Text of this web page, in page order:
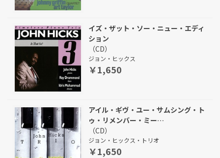
イズ・ザット・ソー・ニュー・エディ
ション
（CD）
ジョン・ヒックス
￥1,650
アイル・ギヴ・ユー・サムシング・ト
ゥ・リメンバー・ミー…
（CD）
ジョン・ヒックス・トリオ
￥1,650